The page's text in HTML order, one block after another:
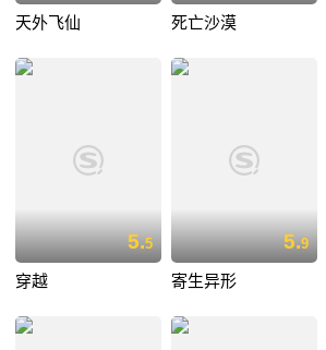
天外飞仙 死亡沙漠
5.5
穿越
5.9
寄生异形